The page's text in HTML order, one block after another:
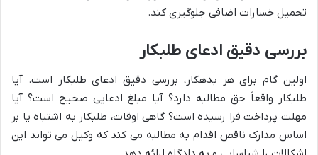
تحمیل خسارات اضافی جلوگیری کند.
بررسی دقیق ادعای طلبکار
اولین گام برای هر بدهکار، بررسی دقیق ادعای طلبکار است. آیا
طلبکار واقعاً حق مطالبه دارد؟ آیا مبلغ ادعایی صحیح است؟ آیا
مهلت پرداخت فرا رسیده است؟ گاهی اوقات، طلبکار به اشتباه یا بر
اساس مدارک ناقص اقدام به مطالبه می کند که وکیل می تواند این